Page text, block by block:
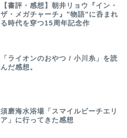
【書評・感想】朝井リョウ『イン・
ザ・メガチャーチ』”物語”に呑まれ
る時代を穿つ15周年記念作
「ライオンのおやつ / 小川糸」を読
んだ感想。
須磨海水浴場「スマイルビーチエリ
ア」に行ってきた感想